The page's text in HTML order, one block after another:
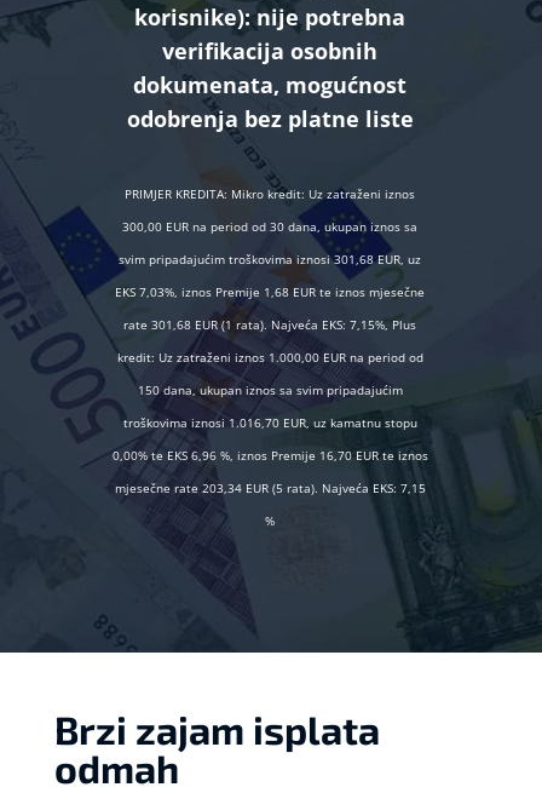
korisnike): nije potrebna
verifikacija osobnih
dokumenata, mogućnost
odobrenja bez platne liste
PRIMJER KREDITA: Mikro kredit: Uz zatraženi iznos
300,00 EUR na period od 30 dana, ukupan iznos sa
svim pripadajućim troškovima iznosi 301,68 EUR, uz
EKS 7,03%, iznos Premije 1,68 EUR te iznos mjesečne
rate 301,68 EUR (1 rata). Najveća EKS: 7,15%, Plus
kredit: Uz zatraženi iznos 1.000,00 EUR na period od
150 dana, ukupan iznos sa svim pripadajućim
troškovima iznosi 1.016,70 EUR, uz kamatnu stopu
0,00% te EKS 6,96 %, iznos Premije 16,70 EUR te iznos
mjesečne rate 203,34 EUR (5 rata). Najveća EKS: 7,15
%
Brzi zajam isplata
odmah